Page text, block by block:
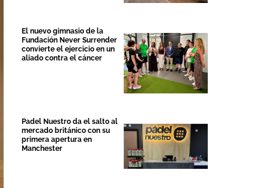
El nuevo gimnasio de la
Fundación Never Surrender
convierte el ejercicio en un
aliado contra el cáncer
Padel Nuestro da el salto al
mercado británico con su
primera apertura en
Manchester